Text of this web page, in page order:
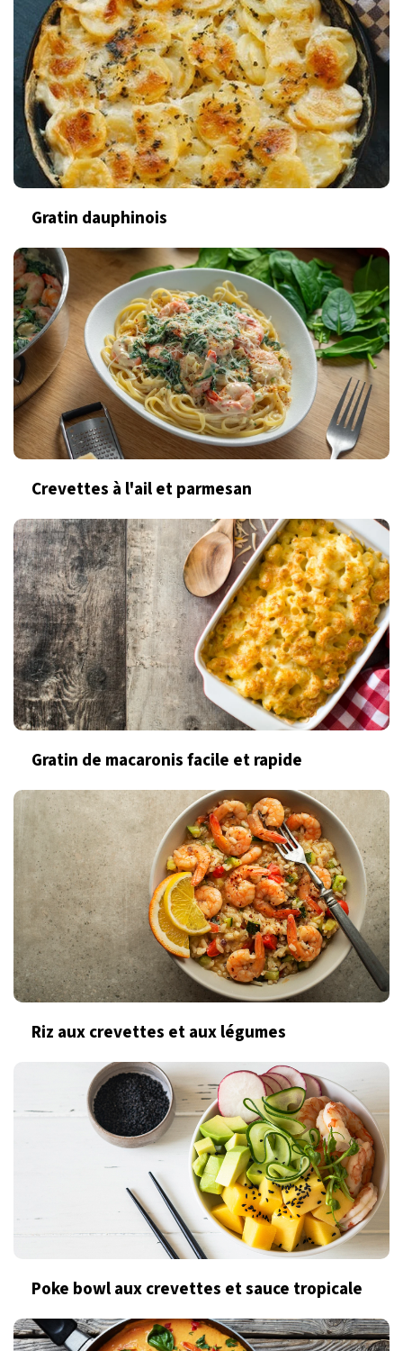
Gratin dauphinois
Crevettes à l'ail et parmesan
Gratin de macaronis facile et rapide
Riz aux crevettes et aux légumes
Poke bowl aux crevettes et sauce tropicale